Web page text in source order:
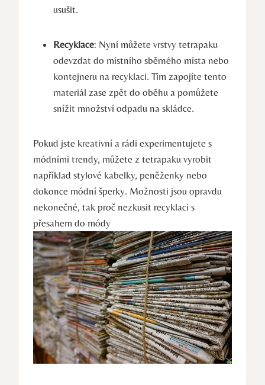
usušit.
Recyklace: Nyní můžete vrstvy tetrapaku
odevzdat do místního sběrného místa nebo
kontejneru na recyklaci. Tím zapojíte tento
materiál zase zpět do oběhu a pomůžete
snížit množství odpadu na skládce.
Pokud jste kreativní a rádi experimentujete s
módními trendy, můžete z tetrapaku vyrobit
například stylové kabelky, peněženky nebo
dokonce módní šperky. Možnosti jsou opravdu
nekonečné, tak proč nezkusit recyklaci s
přesahem do módy